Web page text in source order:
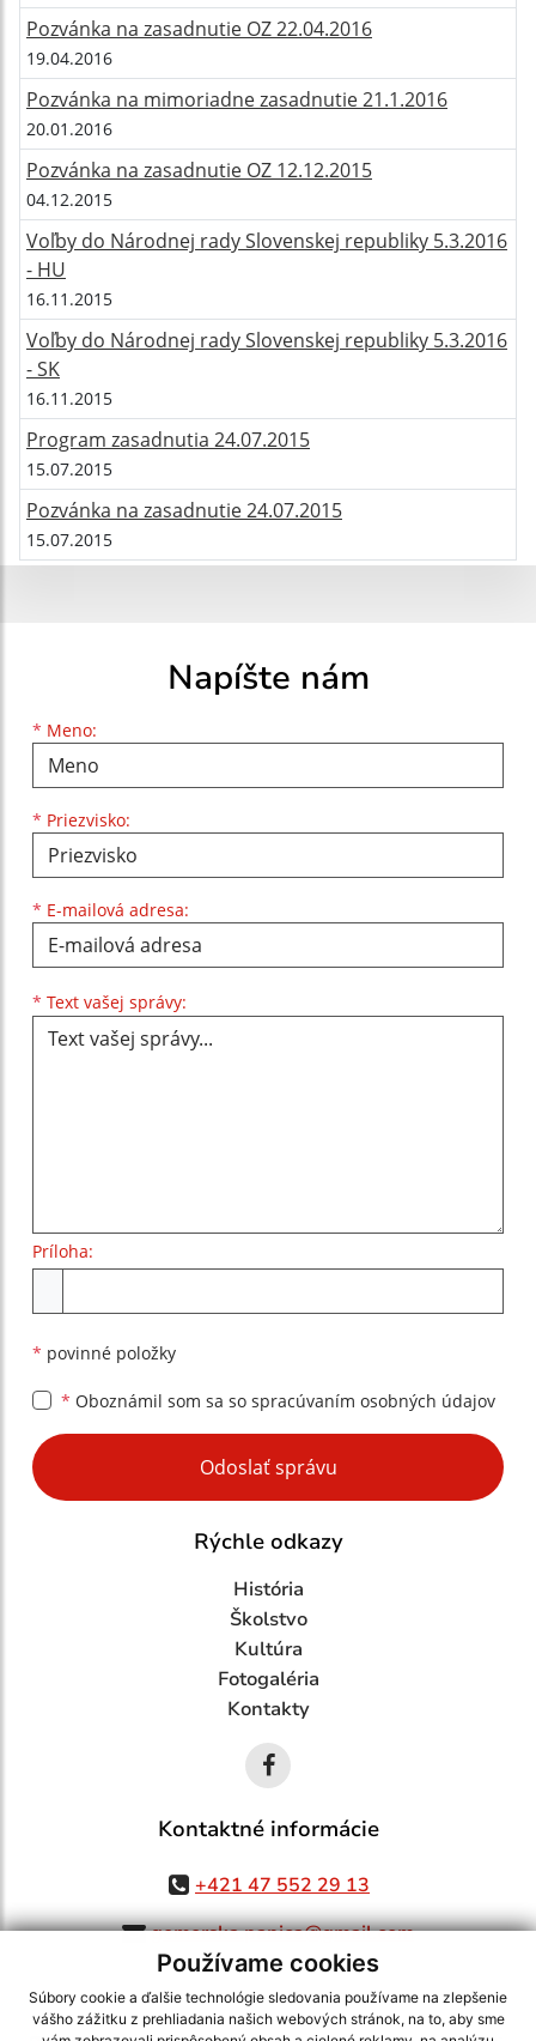
Používame cookies
Súbory cookie a ďalšie technológie sledovania používame na zlepšenie
vášho zážitku z prehliadania našich webových stránok, na to, aby sme
Pozvánka na zasadnutie OZ 22.04.2016
19.04.2016
Pozvánka na mimoriadne zasadnutie 21.1.2016
20.01.2016
Pozvánka na zasadnutie OZ 12.12.2015
04.12.2015
Voľby do Národnej rady Slovenskej republiky 5.3.2016
- HU
16.11.2015
Voľby do Národnej rady Slovenskej republiky 5.3.2016
- SK
16.11.2015
Program zasadnutia 24.07.2015
15.07.2015
Pozvánka na zasadnutie 24.07.2015
15.07.2015
Napíšte nám
* Meno:
Meno
* Priezvisko:
Priezvisko
* E-mailová adresa:
E-mailová adresa
* Text vašej správy:
Príloha:
* povinné položky
* Oboznámil som sa so spracúvaním osobných údajov
Google reCaptcha Response
Odoslať správu
Rýchle odkazy
História
Školstvo
Kultúra
Fotogaléria
Kontakty
Kontaktné informácie
+421 47 552 29 13
gemerska.panica@gmail.com